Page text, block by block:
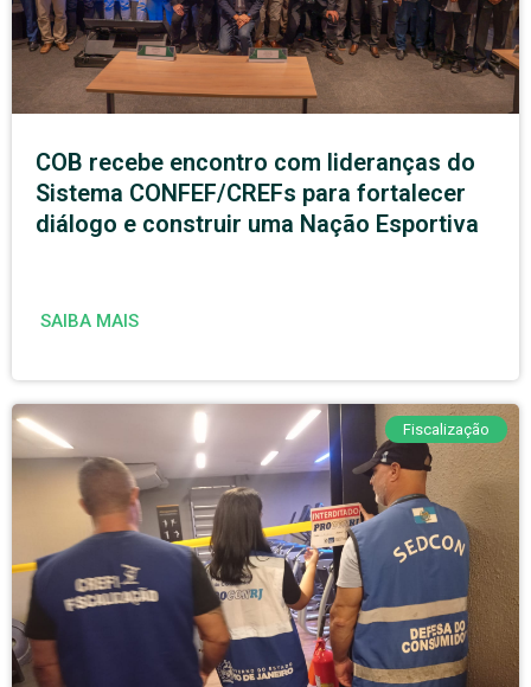
COB recebe encontro com lideranças do
Sistema CONFEF/CREFs para fortalecer
diálogo e construir uma Nação Esportiva
SAIBA MAIS
Fiscalização